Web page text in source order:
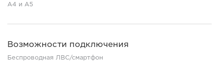
A4 и A5
Возможности подключения
Беспроводная ЛВС/смартфон